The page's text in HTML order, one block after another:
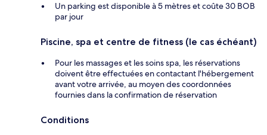
Un parking est disponible à 5 mètres et coûte 30 BOB
par jour
Piscine, spa et centre de fitness (le cas échéant)
Pour les massages et les soins spa, les réservations
doivent être effectuées en contactant l'hébergement
avant votre arrivée, au moyen des coordonnées
fournies dans la confirmation de réservation
Conditions